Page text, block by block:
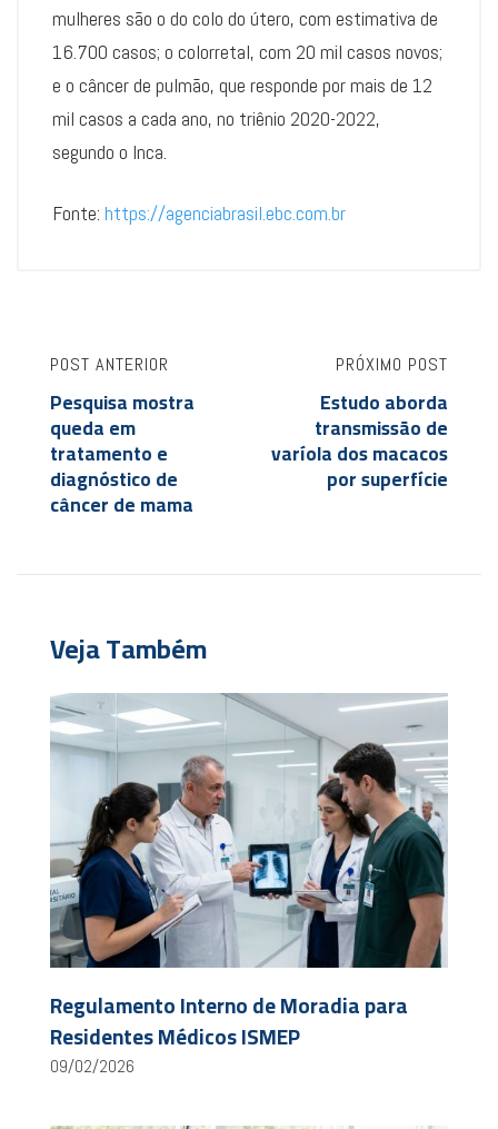
mulheres são o do colo do útero, com estimativa de
16.700 casos; o colorretal, com 20 mil casos novos;
e o câncer de pulmão, que responde por mais de 12
mil casos a cada ano, no triênio 2020-2022,
segundo o Inca.
Fonte: https://agenciabrasil.ebc.com.br
POST ANTERIOR
Pesquisa mostra
queda em
tratamento e
diagnóstico de
câncer de mama
PRÓXIMO POST
Estudo aborda
transmissão de
varíola dos macacos
por superfície
Veja Também
Regulamento Interno de Moradia para
Residentes Médicos ISMEP
09/02/2026